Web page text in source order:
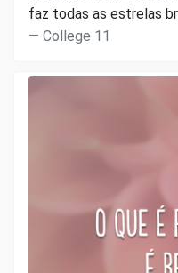
faz todas as estrelas
College 11